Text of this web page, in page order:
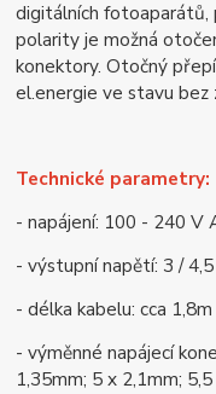
digitálních fotoaparátů,
polarity je možná
konektory. Otočný
el.energie ve stavu bez
Technické parametry:
- napájení: 100 - 240 V
- výstupní napětí: 3 /
- délka kabelu: cca 1,8m
- výměnné napájecí
1,35mm; 5 x 2,1mm;